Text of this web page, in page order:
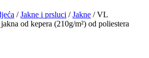
/Jakne i prsluci /Jakne / VL
od kepera (210g/m²) od poliestera